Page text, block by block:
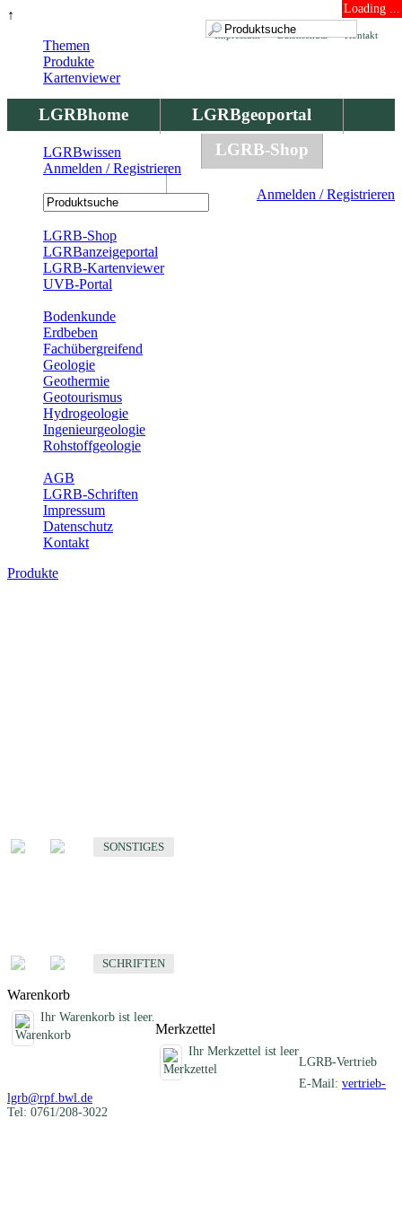
↑ Loading ...
Kontakt
Datenschutz
Impressum
LGRBhome
LGRBgeoportal
LGRBbohrungen
LGRB-Shop
Anmelden / Registrieren
Themen
Produkte
Kartenviewer
LGRBwissen
Anmelden / Registrieren
LGRB-Shop
LGRBanzeigeportal
LGRB-Kartenviewer
UVB-Portal
Bodenkunde
Erdbeben
Fachübergreifend
Geologie
Geothermie
Geotourismus
Hydrogeologie
Ingenieurgeologie
Rohstoffgeologie
AGB
LGRB-Schriften
Impressum
Datenschutz
Kontakt
Produkte
SONSTIGES
SCHRIFTEN
Warenkorb
Ihr Warenkorb ist leer.
Merkzettel
Ihr Merkzettel ist leer
LGRB-Vertrieb
E-Mail: vertrieb-
lgrb@rpf.bwl.de
Tel: 0761/208-3022